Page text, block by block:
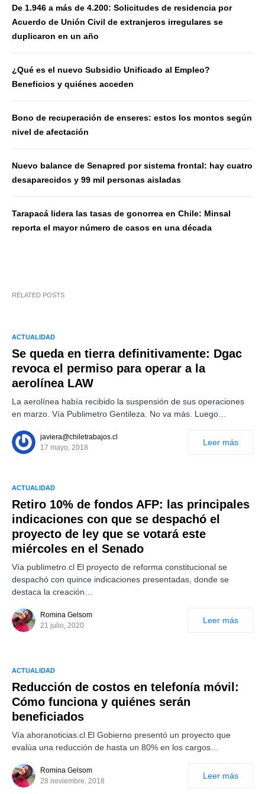
De 1.946 a más de 4.200: Solicitudes de residencia por
Acuerdo de Unión Civil de extranjeros irregulares se
duplicaron en un año
¿Qué es el nuevo Subsidio Unificado al Empleo?
Beneficios y quiénes acceden
Bono de recuperación de enseres: estos los montos según
nivel de afectación
Nuevo balance de Senapred por sistema frontal: hay cuatro
desaparecidos y 99 mil personas aisladas
Tarapacá lidera las tasas de gonorrea en Chile: Minsal
reporta el mayor número de casos en una década
RELATED POSTS
ACTUALIDAD
Se queda en tierra definitivamente: Dgac
revoca el permiso para operar a la
aerolínea LAW
La aerolínea había recibido la suspensión de sus operaciones
en marzo. Vía Publimetro Gentileza. No va más. Luego…
javiera@chiletrabajos.cl
17 mayo, 2018
Leer más
ACTUALIDAD
Retiro 10% de fondos AFP: las principales
indicaciones con que se despachó el
proyecto de ley que se votará este
miércoles en el Senado
Vía publimetro.cl El proyecto de reforma constitucional se
despachó con quince indicaciones presentadas, donde se
destaca la creación…
Romina Gelsom
21 julio, 2020
Leer más
ACTUALIDAD
Reducción de costos en telefonía móvil:
Cómo funciona y quiénes serán
beneficiados
Vía ahoranoticias.cl El Gobierno presentó un proyecto que
evalúa una reducción de hasta un 80% en los cargos…
Romina Gelsom
28 noviembre, 2018
Leer más